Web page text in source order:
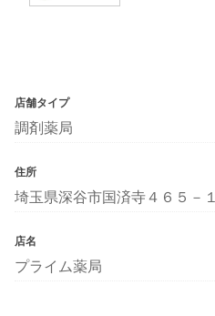
店舗タイプ
調剤薬局
住所
埼玉県深谷市国済寺４６５－１
店名
プライム薬局